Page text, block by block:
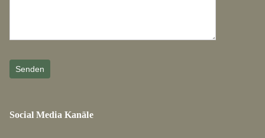
Social Media Kanäle